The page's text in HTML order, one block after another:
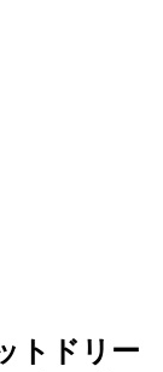
トドリー